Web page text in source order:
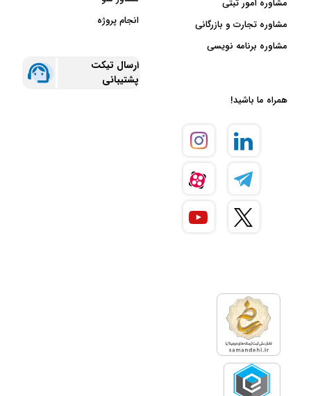
مشاوره امور ثبتی
مشاوره تجارت و بازرگانی
مشاوره برنامه نویسی
انجام پروژه
ارسال تیکت
پشتیبانی
همراه ما باشید!